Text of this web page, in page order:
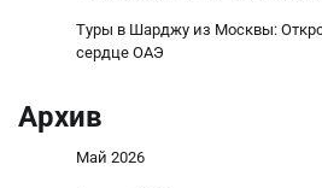
Туры в Шарджу из Москвы:
сердце ОАЭ
Архив
Май 2026